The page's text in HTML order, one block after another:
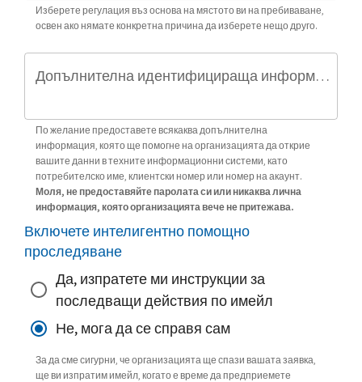
Изберете регулация въз основа на мястото ви на пребиваване,
освен ако нямате конкретна причина да изберете нещо друго.
Допълнителна идентифицираща информация (по избор)
По желание предоставете всякаква допълнителна
информация, която ще помогне на организацията да открие
вашите данни в техните информационни системи, като
потребителско име, клиентски номер или номер на акаунт.
Моля, не предоставяйте паролата си или никаква лична
информация, която организацията вече не притежава.
Включете интелигентно помощно
проследяване
Да, изпратете ми инструкции за
последващи действия по имейл
Не, мога да се справя сам
За да сме сигурни, че организацията ще спази вашата заявка,
ще ви изпратим имейл, когато е време да предприемете